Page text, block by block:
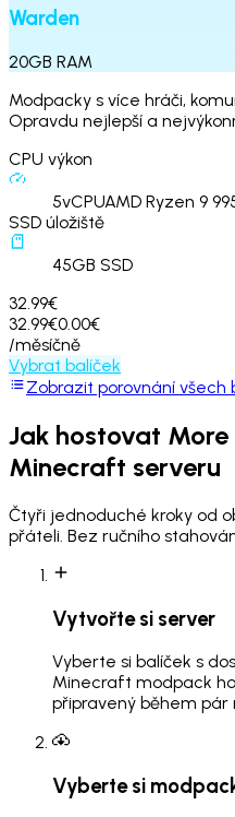
Warden
20GB RAM
Modpacky s více hráči,
Opravdu nejlepší a
CPU výkon
5vCPUAMD Ryzen 9
SSD úložiště
45GB SSD
32.99€
32.99€0.00€
/měsíčně
Vybrat balíček
Zobrazit porovnání všech
Jak hostovat More
Minecraft serveru
Čtyři jednoduché kroky od
přáteli. Bez ručního
Vytvořte si server
Vyberte si balíček s
Minecraft modpack
připravený během pár
Vyberte si